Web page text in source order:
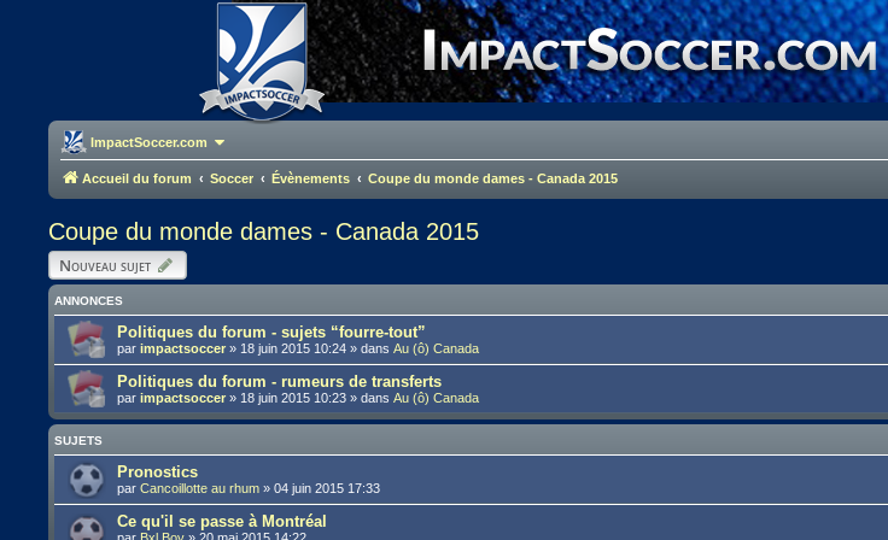
ImpactSoccer.com
Accueil du forum Soccer Évènements Coupe du monde dames - Canada 2015
Coupe du monde dames - Canada 2015
Nouveau sujet
ANNONCES
Politiques du forum - sujets “fourre-tout”
parimpactsoccer » 18 juin 2015 10:24 » dansAu (ô) Canada
Politiques du forum - rumeurs de transferts
parimpactsoccer » 18 juin 2015 10:23 » dansAu (ô) Canada
SUJETS
Pronostics
parCancoillotte au rhum »04 juin 2015 17:33
Ce qu'il se passe à Montréal